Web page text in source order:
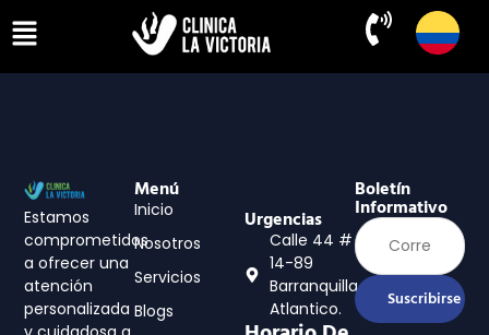
Estamos
comprometidos
a ofrecer una
atención
personalizada
Menú
Inicio
Nosotros
Servicios
Blogs
Urgencias
Calle 44 #
14-89
Barranquilla,
Atlantico.
Boletín
Informativo
Suscribirse